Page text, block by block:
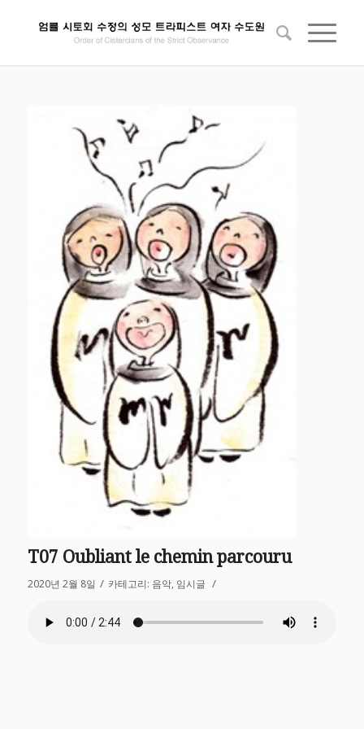
T07 Oubliant le chemin parcouru
2020년 2월 8일 / 카테고리: 음악, 임시글 /